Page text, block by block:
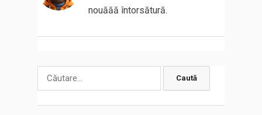
nouăăă întorsătură.
Caută